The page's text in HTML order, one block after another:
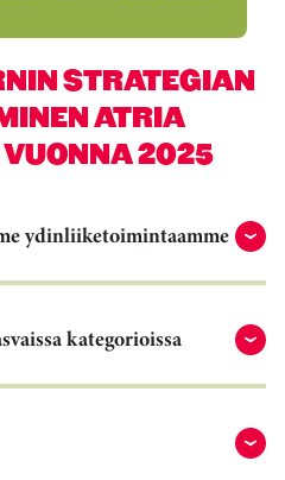
STRATEGIAN
ATRIA
2025
ydinliiketoimintaamme
kategorioissa